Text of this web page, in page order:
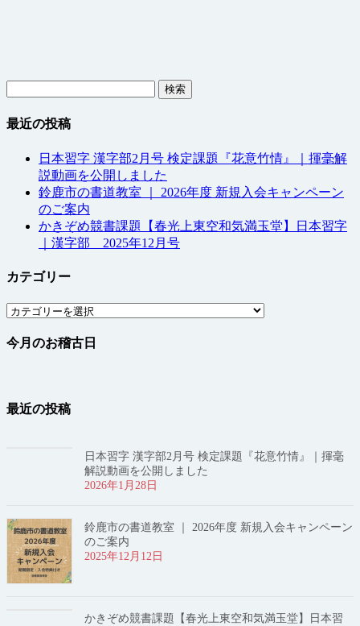
最近の投稿
日本習字 漢字部2月号 検定課題『花意竹情』｜揮毫解
説動画を公開しました
鈴鹿市の書道教室 ｜ 2026年度 新規入会キャンペーン
のご案内
かきぞめ競書課題【春光上東空和気満玉堂】日本習字
｜漢字部 2025年12月号
カテゴリー
カ
ゴ
今月のお稽古日
最近の投稿
日本習字 漢字部2月号 検定課題『花意竹情』｜揮毫
解説動画を公開しました
2026年1月28日
鈴鹿市の書道教室 ｜ 2026年度 新規入会キャンペーン
のご案内
2025年12月12日
かきぞめ競書課題【春光上東空和気満玉堂】日本習